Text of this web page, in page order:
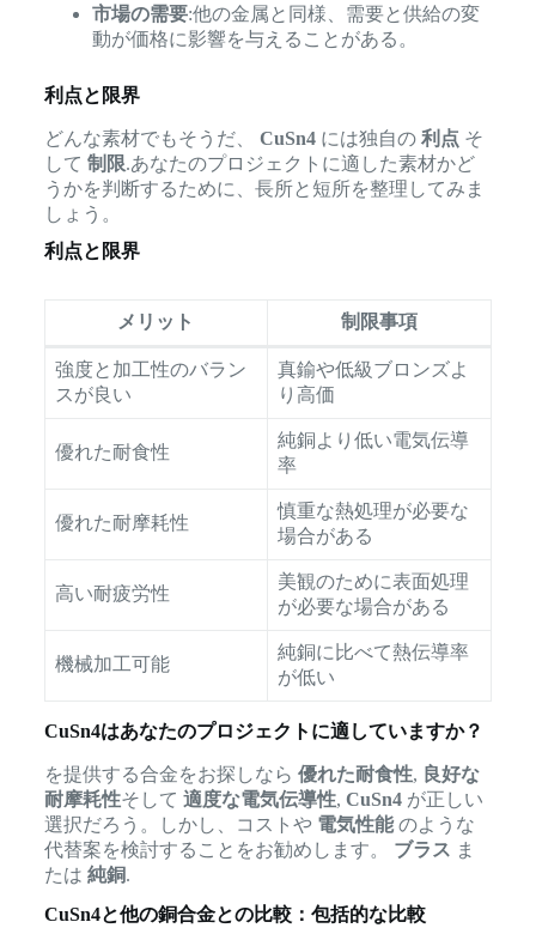
市場の需要:他の金属と同様、需要と供給の変
動が価格に影響を与えることがある。
利点と限界
どんな素材でもそうだ、 CuSn4には独自の 利点 そ
して 制限.あなたのプロジェクトに適した素材かど
うかを判断するために、長所と短所を整理してみま
しょう。
利点と限界
メリット 制限事項
強度と加工性のバラン
スが良い
真鍮や低級ブロンズよ
り高価
優れた耐食性
純銅より低い電気伝導
率
優れた耐摩耗性
慎重な熱処理が必要な
場合がある
高い耐疲労性
美観のために表面処理
が必要な場合がある
機械加工可能
純銅に比べて熱伝導率
が低い
CuSn4はあなたのプロジェクトに適していますか？
を提供する合金をお探しなら 優れた耐食性, 良好な
耐摩耗性そして 適度な電気伝導性, CuSn4が正しい
選択だろう。しかし、コストや 電気性能のような
代替案を検討することをお勧めします。 ブラス ま
たは 純銅.
CuSn4と他の銅合金との比較：包括的な比較